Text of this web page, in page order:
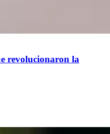
revolucionaron la